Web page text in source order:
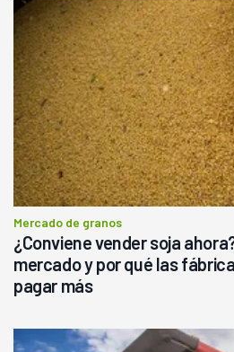
Mercado de granos
¿Conviene vender soja
mercado y por qué las
pagar más